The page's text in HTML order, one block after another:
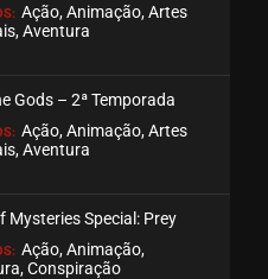
Ação, Animação, Artes
Aventura
Gods – 2ª Temporada
Ação, Animação, Artes
Aventura
Mysteries Special: Prey
Ação, Animação,
Conspiração